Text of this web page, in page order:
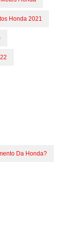
Honda 2021
Da Honda?